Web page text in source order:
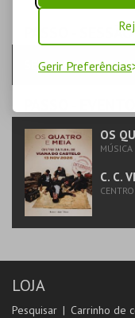
Gerir Preferências
- SESSÃO
SEXTA-FEIRA | 13
OS
C. C.
LOJA
Pesquisar Carrinho de